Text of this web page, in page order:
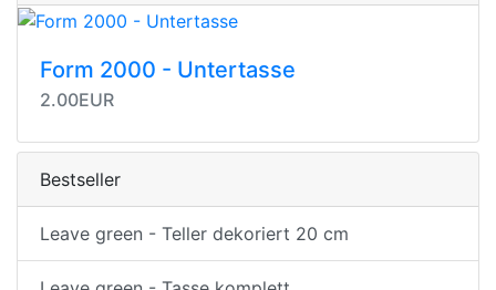
Form 2000 - Untertasse
2.00EUR
Bestseller
Leave green - Teller dekoriert 20 cm